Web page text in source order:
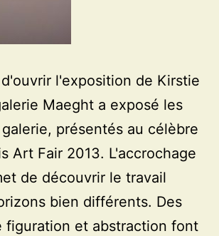
l'exposition de Kirstie
Maeght a exposé les
présentés au célèbre
Art Fair 2013. L'accrochage
de découvrir le travail
bien différents. Des
et abstraction font